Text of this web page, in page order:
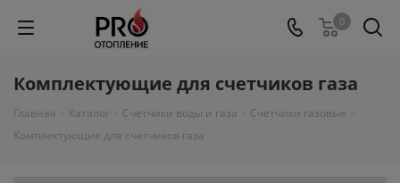
0
Комплектующие для счетчиков газа
Главная - Каталог - Счетчики воды и газа - Счетчики газовые -
Комплектующие для счетчиков газа